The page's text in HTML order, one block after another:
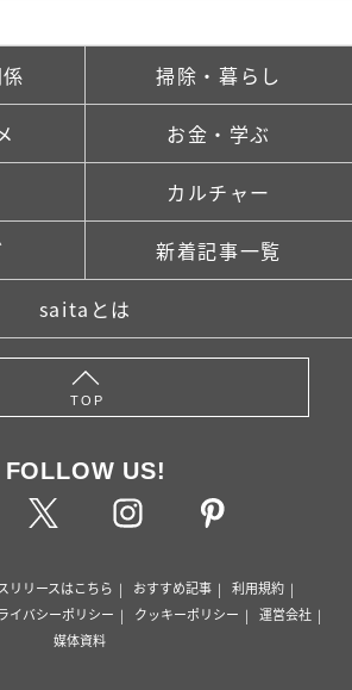
掃除・暮らし
お金・学ぶ
カルチャー
新着記事一覧
saitaとは
TOP
FOLLOW US!
リリースはこちら おすすめ記事
利用規約
イバシーポリシー クッキーポリシー
運営会社
媒体資料